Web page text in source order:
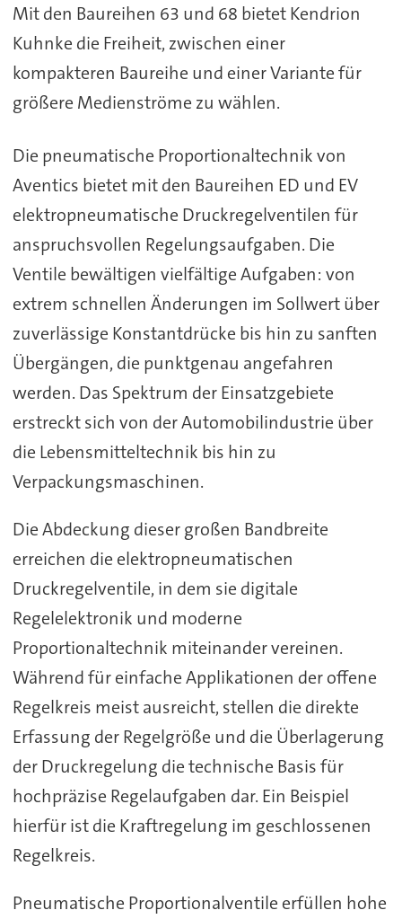
Mit den Baureihen 63 und 68 bietet Kendrion
Kuhnke die Freiheit, zwischen einer
kompakteren Baureihe und einer Variante für
größere Medienströme zu wählen.
Die pneumatische Proportionaltechnik von
Aventics bietet mit den Baureihen ED und EV
elektropneumatische Druckregelventilen für
anspruchsvollen Regelungsaufgaben. Die
Ventile bewältigen vielfältige Aufgaben: von
extrem schnellen Änderungen im Sollwert über
zuverlässige Konstantdrücke bis hin zu sanften
Übergängen, die punktgenau angefahren
werden. Das Spektrum der Einsatzgebiete
erstreckt sich von der Automobilindustrie über
die Lebensmitteltechnik bis hin zu
Verpackungsmaschinen.
Die Abdeckung dieser großen Bandbreite
erreichen die elektropneumatischen
Druckregelventile, in dem sie digitale
Regelelektronik und moderne
Proportionaltechnik miteinander vereinen.
Während für einfache Applikationen der offene
Regelkreis meist ausreicht, stellen die direkte
Erfassung der Regelgröße und die Überlagerung
der Druckregelung die technische Basis für
hochpräzise Regelaufgaben dar. Ein Beispiel
hierfür ist die Kraftregelung im geschlossenen
Regelkreis.
Pneumatische Proportionalventile erfüllen hohe